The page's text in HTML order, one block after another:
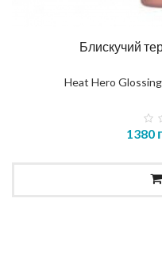
Блискучий
Heat Hero
1380